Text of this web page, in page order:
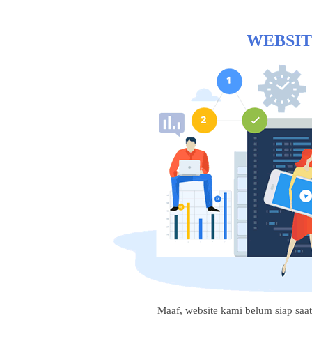
Maaf, website kami belum siap